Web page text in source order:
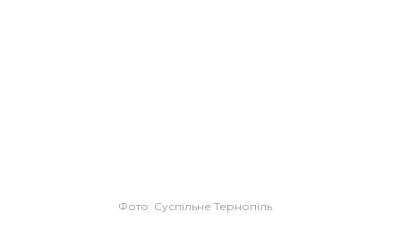
Фото: Суспільне Тернопіль.